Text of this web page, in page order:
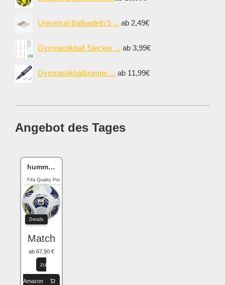
Universal-Ballnadeln 5 ... ab 2,49€
Gymnastikball Stecker ... ab 3,99€
Gymnastikballpumpe ... ab 11,99€
Angebot des Tages
hummel hmlLEGACY
Fifa Quality Pro
Details
Match
ab 67,90 €
zu
Amazon